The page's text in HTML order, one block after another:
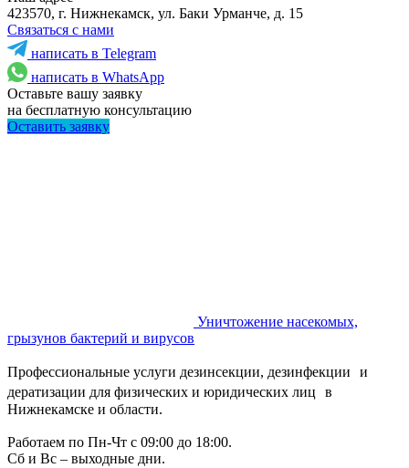
423570, г. Нижнекамск, ул. Баки Урманче, д. 15
Связаться с нами
написать в Telegram
написать в WhatsApp
Оставьте вашу заявку
на бесплатную консультацию
Оставить заявку
Уничтожение насекомых,
грызунов бактерий и вирусов
Профессиональные услуги дезинсекции, дезинфекции и
дератизации для физических и юридических лиц в
Нижнекамске и области.
Работаем по Пн-Чт с 09:00 до 18:00.
Сб и Вс – выходные дни.